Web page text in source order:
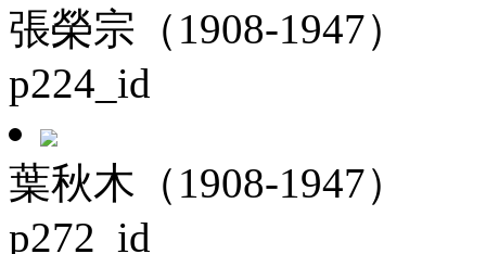
張榮宗（1908-1947）
p224_id
葉秋木（1908-1947）
p272_id